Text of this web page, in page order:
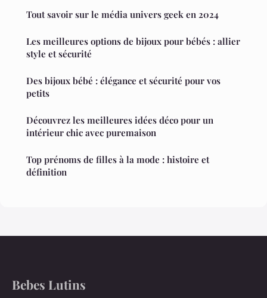
Tout savoir sur le média univers geek en 2024
Les meilleures options de bijoux pour bébés : allier
style et sécurité
Des bijoux bébé : élégance et sécurité pour vos
petits
Découvrez les meilleures idées déco pour un
intérieur chic avec puremaison
Top prénoms de filles à la mode : histoire et
définition
Bebes Lutins